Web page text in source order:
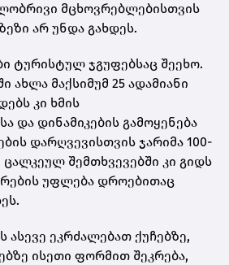
მცხოვრებლებისთვის
არ უნდა გახდეს.
ტურისტულ ჯგუფებსაც შეეხო.
ახლა მაქსიმუმ 25 ადამიანი
კი ხმის
და დინამიკების გამოყენება
დარღვევისთვის ჯარიმა 100-
შემთხვევებში კი გიდს
უფლება დროებითაც
ეკრძალებათ ქუჩებზე,
ისეთი ფორმით შეკრება,